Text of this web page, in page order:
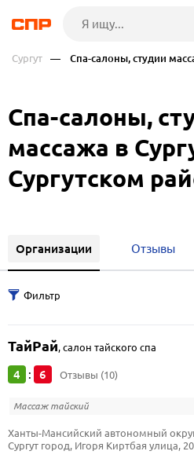
Сургут — Спа-салоны, студии
Спа-салоны,
массажа в
Сургутском
Организации Отзывы
ТайРай,салон тайского спа
4 : 6 Отзывы (10)
Массаж тайский
Ханты-Мансийский автономный
Сургут город, Игоря Киртбая улица, 20